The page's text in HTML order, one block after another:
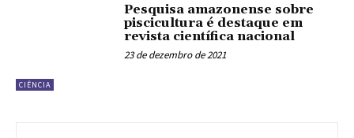
CIÊNCIA
Pesquisa amazonense sobre
piscicultura é destaque em
revista científica nacional
23 de dezembro de 2021